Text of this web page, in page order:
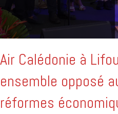
Air Calédonie à
ensemble opposé
réformes